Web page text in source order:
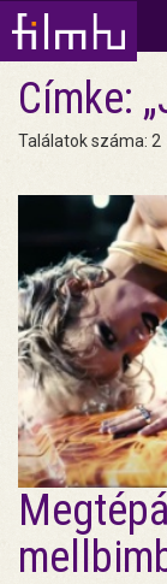
Címke:
Találatok száma: 2